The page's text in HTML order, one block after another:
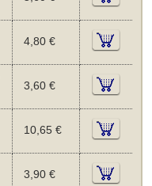
4,80 €
3,60 €
10,65 €
3,90 €